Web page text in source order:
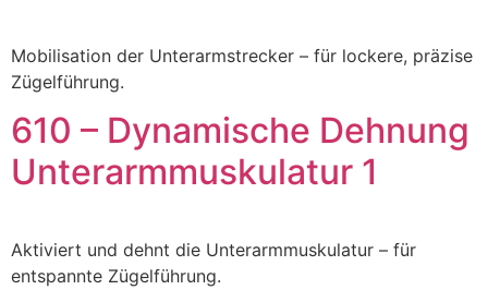
Mobilisation der Unterarmstrecker – für lockere, präzise
Zügelführung.
610 – Dynamische Dehnung
Unterarmmuskulatur 1
Aktiviert und dehnt die Unterarmmuskulatur – für
entspannte Zügelführung.